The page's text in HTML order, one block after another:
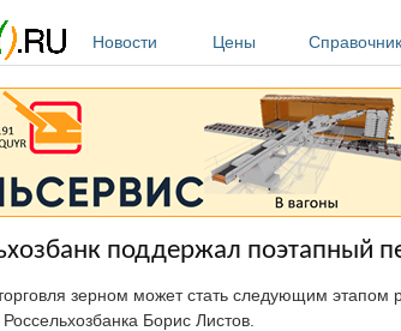
Новости
Цены
поддержал поэтапный
зерном может стать следующим этапом
Борис Листов.